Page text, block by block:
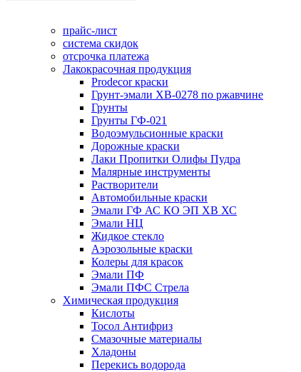
прайс-лист
система скидок
отсрочка платежа
Лакокрасочная продукция
Prodecor краски
Грунт-эмали ХВ-0278 по ржавчине
Грунты
Грунты ГФ-021
Водоэмульсионные краски
Дорожные краски
Лаки Пропитки Олифы Пудра
Малярные инструменты
Растворители
Автомобильные краски
Эмали ГФ АС КО ЭП ХВ ХС
Эмали НЦ
Жидкое стекло
Аэрозольные краски
Колеры для красок
Эмали ПФ
Эмали ПФС Стрела
Химическая продукция
Кислоты
Тосол Антифриз
Смазочные материалы
Хладоны
Перекись водорода